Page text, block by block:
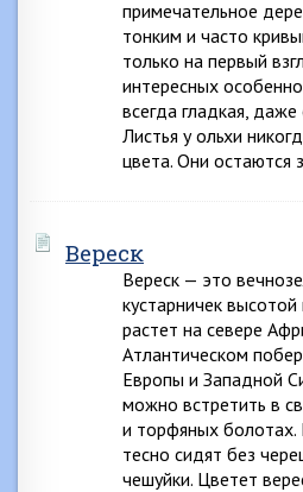
примечательное
тонким и часто
только на первый
интересных
всегда гладкая,
Листья у ольхи
цвета. Они
Вереск
Вереск — это
кустарничек
растет на севере
Атлантическом
Европы и Западной
можно встретить в
и торфяных болотах.
тесно сидят без
чешуйки. Цветет